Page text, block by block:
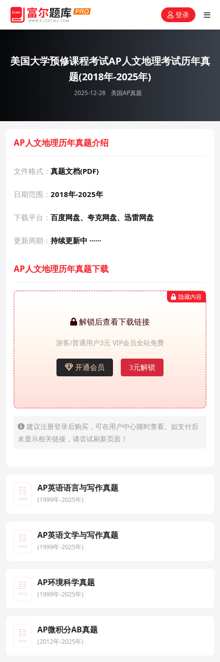
登录
美国大学预修课程考试AP人文地理考试历年真
题(2018年-2025年)
2025-12-28 美国AP真题
AP人文地理历年真题介绍
文件格式： 真题文档(PDF)
日期范围： 2018年-2025年
下载平台： 百度网盘、夸克网盘、迅雷网盘
更新周期： 持续更新中 ······
AP人文地理历年真题下载
隐藏内容
解锁后查看下载链接
游客/普通用户3元 VIP会员全站免费
开通会员 3元解锁
建议注册登录后购买，可在用户中心随时查看。如支付后
未显示相关链接，请尝试刷新页面！
AP英语语言与写作真题
(1999年-2025年)
AP英语文学与写作真题
(1999年-2025年)
AP环境科学真题
(1999年-2025年)
AP微积分AB真题
(2012年-2025年)